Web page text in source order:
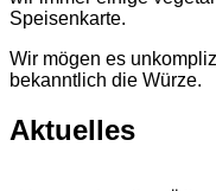
Speisenkarte.
Wir mögen es
bekanntlich die Würze.
Aktuelles